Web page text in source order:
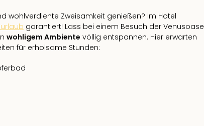
wohlverdiente Zweisamkeit genießen? Im Hotel
garantiert! Lass bei einem Besuch der Venusoase
wohligem Ambiente völlig entspannen. Hier erwarten
für erholsame Stunden: